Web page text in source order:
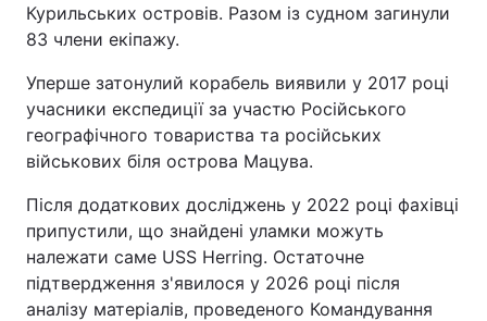
Курильських островів. Разом із судном загинули
83 члени екіпажу.
Уперше затонулий корабель виявили у 2017 році
учасники експедиції за участю Російського
географічного товариства та російських
військових біля острова Мацува.
Після додаткових досліджень у 2022 році фахівці
припустили, що знайдені уламки можуть
належати саме USS Herring. Остаточне
підтвердження з'явилося у 2026 році після
аналізу матеріалів, проведеного Командування